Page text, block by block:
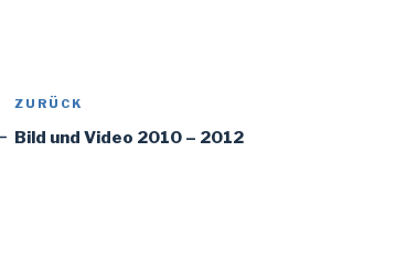
Beitragsnavigation
Vorheriger
Beitrag
ZURÜCK
Bild und Video 2010 – 2012